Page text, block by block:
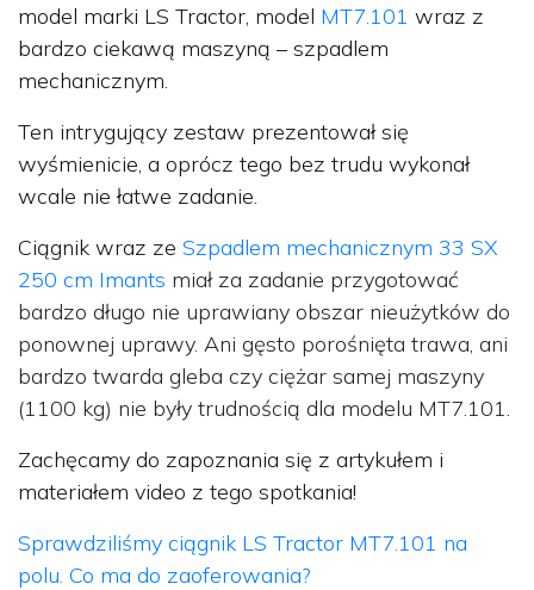
model marki LS Tractor, model MT7.101 wraz z
bardzo ciekawą maszyną – szpadlem
mechanicznym.
Ten intrygujący zestaw prezentował się
wyśmienicie, a oprócz tego bez trudu wykonał
wcale nie łatwe zadanie.
Ciągnik wraz ze Szpadlem mechanicznym 33 SX
250 cm Imants miał za zadanie przygotować
bardzo długo nie uprawiany obszar nieużytków do
ponownej uprawy. Ani gęsto porośnięta trawa, ani
bardzo twarda gleba czy ciężar samej maszyny
(1100 kg) nie były trudnością dla modelu MT7.101.
Zachęcamy do zapoznania się z artykułem i
materiałem video z tego spotkania!
Sprawdziliśmy ciągnik LS Tractor MT7.101 na
polu. Co ma do zaoferowania?